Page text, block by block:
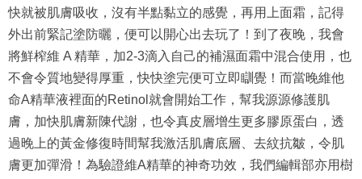
快就被肌膚吸收，沒有半點黏立的感覺，再用上面霜，記得
外出前緊記塗防曬，便可以開心出去玩了！到了夜晚，我會
將鮮榨維 A 精華，加2-3滴入自己的補濕面霜中混合使用，也
不會令質地變得厚重，快快塗完便可立即瞓覺！而當晚維他
命A精華液裡面的Retinol就會開始工作，幫我源源修護肌
膚，加快肌膚新陳代謝，也令真皮層增生更多膠原蛋白，透
過晚上的黃金修復時間幫我激活肌膚底層、去紋抗皺，令肌
膚更加彈滑！為驗證維A精華的神奇功效，我們編輯部亦用樹